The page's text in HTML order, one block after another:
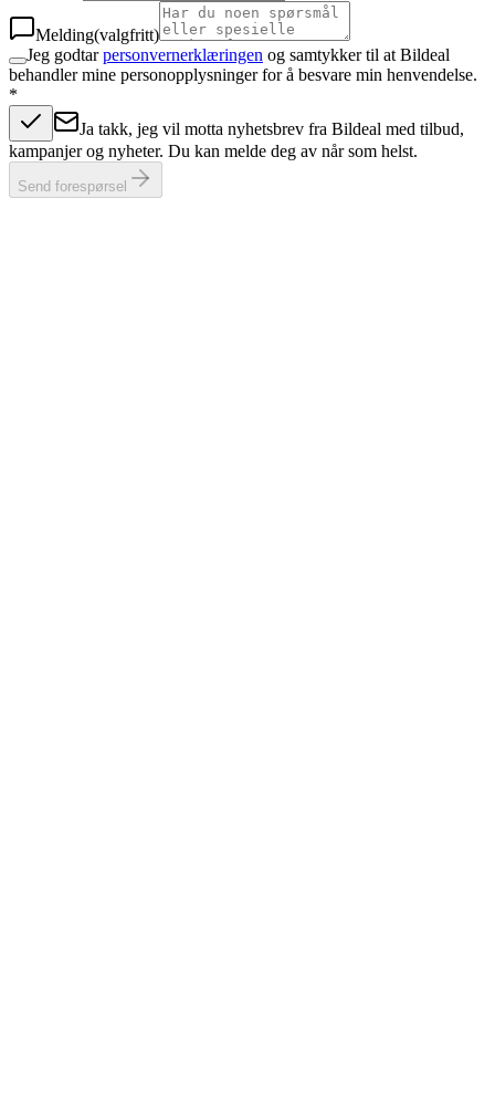
Melding(valgfritt)
Jeg godtar personvernerklæringen og samtykker til at Bildeal
behandler mine personopplysninger for å besvare min henvendelse.
*
Ja takk, jeg vil motta nyhetsbrev fra Bildeal med tilbud,
kampanjer og nyheter. Du kan melde deg av når som helst.
Send forespørsel